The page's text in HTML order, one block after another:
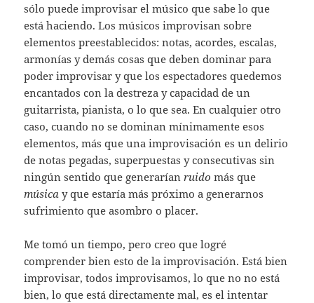
sólo puede improvisar el músico que sabe lo que
está haciendo. Los músicos improvisan sobre
elementos preestablecidos: notas, acordes, escalas,
armonías y demás cosas que deben dominar para
poder improvisar y que los espectadores quedemos
encantados con la destreza y capacidad de un
guitarrista, pianista, o lo que sea. En cualquier otro
caso, cuando no se dominan mínimamente esos
elementos, más que una improvisación es un delirio
de notas pegadas, superpuestas y consecutivas sin
ningún sentido que generaríanruido más que
música y que estaría más próximo a generarnos
sufrimiento que asombro o placer.
Me tomó un tiempo, pero creo que logré
comprender bien esto de la improvisación. Está bien
improvisar, todos improvisamos, lo que no no está
bien, lo que está directamente mal, es el intentar